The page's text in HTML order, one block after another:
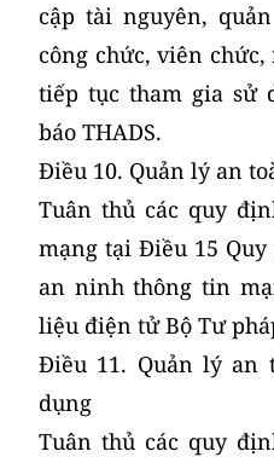
cập tài nguyên,
công chức, viên
tiếp tục tham gia sử
báo THADS.
Điều 10. Quản lý an
Tuân thủ các quy
mạng tại Điều 15
an ninh thông tin
liệu điện tử Bộ Tư
Điều 11. Quản lý an
dụng
Tuân thủ các quy